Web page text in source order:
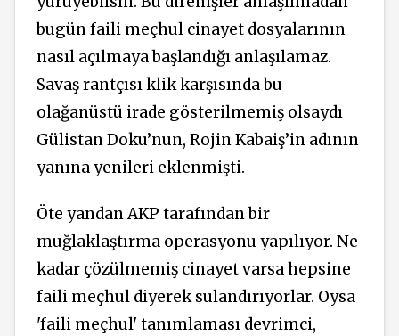
bugün faili meçhul cinayet dosyalarının
nasıl açılmaya başlandığı anlaşılamaz.
Savaş rantçısı klik karşısında bu
olağanüstü irade gösterilmemiş olsaydı
Gülistan Doku’nun, Rojin Kabaiş’in adının
yanına yenileri eklenmişti.
Öte yandan AKP tarafından bir
muğlaklaştırma operasyonu yapılıyor. Ne
kadar çözülmemiş cinayet varsa hepsine
faili meçhul diyerek sulandırıyorlar. Oysa
'faili meçhul' tanımlaması devrimci,